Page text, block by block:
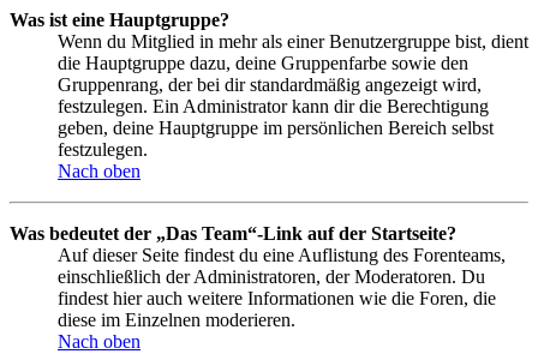
Was ist eine Hauptgruppe?
Wenn du Mitglied in mehr als einer Benutzergruppe bist, dient
die Hauptgruppe dazu, deine Gruppenfarbe sowie den
Gruppenrang, der bei dir standardmäßig angezeigt wird,
festzulegen. Ein Administrator kann dir die Berechtigung
geben, deine Hauptgruppe im persönlichen Bereich selbst
festzulegen.
Nach oben
Was bedeutet der „Das Team“-Link auf der Startseite?
Auf dieser Seite findest du eine Auflistung des Forenteams,
einschließlich der Administratoren, der Moderatoren. Du
findest hier auch weitere Informationen wie die Foren, die
diese im Einzelnen moderieren.
Nach oben